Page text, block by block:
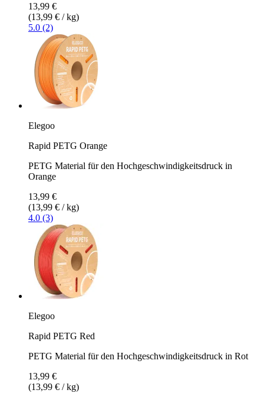
13,99 €
(13,99 € / kg)
5.0 (2)
Elegoo
Rapid PETG Orange
PETG Material für den Hochgeschwindigkeitsdruck in
Orange
13,99 €
(13,99 € / kg)
4.0 (3)
Elegoo
Rapid PETG Red
PETG Material für den Hochgeschwindigkeitsdruck in Rot
13,99 €
(13,99 € / kg)